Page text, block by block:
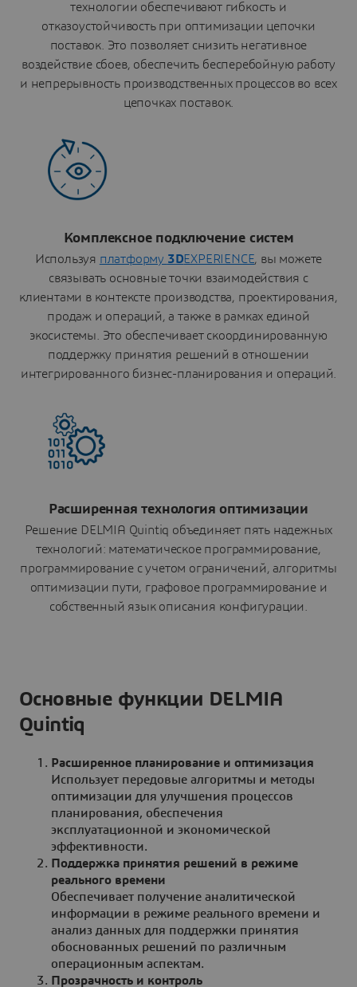
технологии обеспечивают гибкость и
отказоустойчивость при оптимизации цепочки
поставок. Это позволяет снизить негативное
воздействие сбоев, обеспечить бесперебойную работу
и непрерывность производственных процессов во всех
цепочках поставок.
Комплексное подключение систем
Используя платформу 3DEXPERIENCE, вы можете
связывать основные точки взаимодействия с
клиентами в контексте производства, проектирования,
продаж и операций, а также в рамках единой
экосистемы. Это обеспечивает скоординированную
поддержку принятия решений в отношении
интегрированного бизнес-планирования и операций.
Расширенная технология оптимизации
Решение DELMIA Quintiq объединяет пять надежных
технологий: математическое программирование,
программирование с учетом ограничений, алгоритмы
оптимизации пути, графовое программирование и
собственный язык описания конфигурации.
Основные функции DELMIA
Quintiq
Расширенное планирование и оптимизация
Использует передовые алгоритмы и методы
оптимизации для улучшения процессов
планирования, обеспечения
эксплуатационной и экономической
эффективности.
Поддержка принятия решений в режиме
реального времени
Обеспечивает получение аналитической
информации в режиме реального времени и
анализ данных для поддержки принятия
обоснованных решений по различным
операционным аспектам.
Прозрачность и контроль